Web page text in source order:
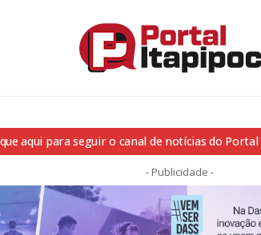
aqui para seguir o canal de notícias do
- Publicidade -